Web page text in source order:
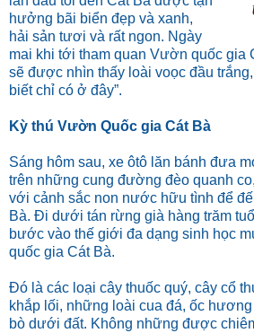
hưởng bãi biển đẹp và xanh,
hải sản tươi và rất ngon. Ngày
mai khi tới tham quan Vườn quốc gia
sẽ được nhìn thấy loài voọc đầu
biết chỉ có ở đây”.
Kỳ thú Vườn Quốc gia Cát Bà
Sáng hôm sau, xe ôtô lăn bánh đưa
trên những cung đường đèo quanh
với cảnh sắc non nước hữu tình để
Bà. Đi dưới tán rừng già hàng trăm
bước vào thế giới đa dạng sinh học
quốc gia Cát Bà.
Đó là các loại cây thuốc quý, cây cổ
khắp lối, những loài cua đá, ốc
bò dưới đất. Không những được